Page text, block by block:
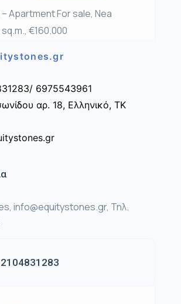
– Apartment For sale, Nea
€160.000
6975543961
αρ. 18, Ελληνικό, ΤΚ
info@equitystones.gr, Τηλ.
2104831283